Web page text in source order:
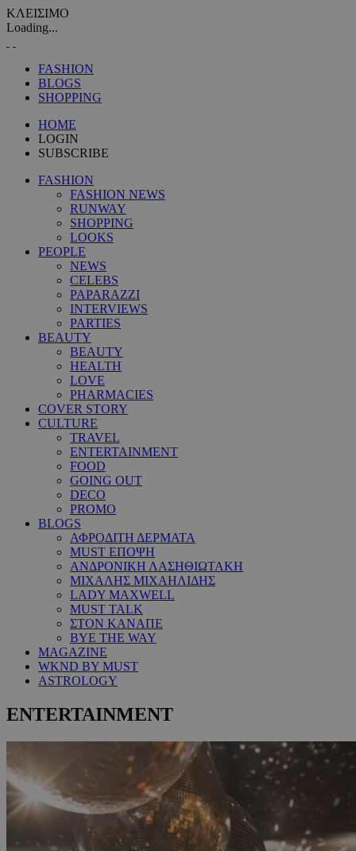
ΚΛΕΙΣΙΜΟ
Loading...
FASHION
BLOGS
SHOPPING
HOME
LOGIN
SUBSCRIBE
FASHION
FASHION NEWS
RUNWAY
SHOPPING
LOOKS
PEOPLE
NEWS
CELEBS
PAPARAZZI
INTERVIEWS
PARTIES
BEAUTY
BEAUTY
HEALTH
LOVE
PHARMACIES
COVER STORY
CULTURE
TRAVEL
ENTERTAINMENT
FOOD
GOING OUT
DECO
PROMO
BLOGS
ΑΦΡΟΔΙΤΗ ΔΕΡΜΑΤΑ
MUST ΕΠΟΨΗ
ΑΝΔΡΟΝΙΚΗ ΛΑΣΗΘΙΩΤΑΚΗ
ΜΙΧΑΛΗΣ ΜΙΧΑΗΛΙΔΗΣ
LADY MAXWELL
MUST TALK
ΣΤΟΝ ΚΑΝΑΠΕ
BYE THE WAY
MAGAZINE
WKND BY MUST
ASTROLOGY
ENTERTAINMENT